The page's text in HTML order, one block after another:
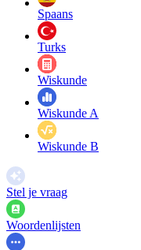
Spaans
Turks
Wiskunde
Wiskunde A
Wiskunde B
Stel je vraag
Woordenlijsten